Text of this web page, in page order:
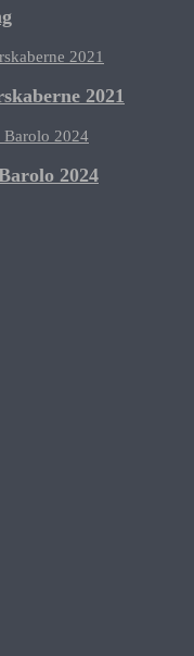
2021
2024